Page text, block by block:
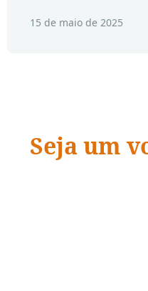
15 de maio de 2025
Seja um